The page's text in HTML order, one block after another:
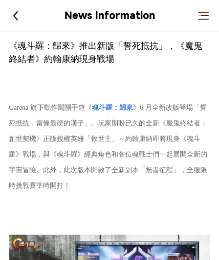
News Information
《魂斗羅：歸來》推出新版「誓死抵抗」，《魔鬼
終結者》約翰康納現身戰場
Garena 旗下動作闖關手遊《魂斗羅：歸來》6 月全新改版登場「誓
死抵抗，當條最硬的漢子」。玩家期盼已久的全新《魔鬼終結者：
創世契機》正版授權英雄「救世主」～約翰康納即將現身《魂斗
羅》戰場，與《魂斗羅》經典角色和各位魂戰士們一起展開全新的
宇宙冒險。此外，此次版本開啟了全新副本「無盡征程」，全服限
時挑戰賽準時開打！